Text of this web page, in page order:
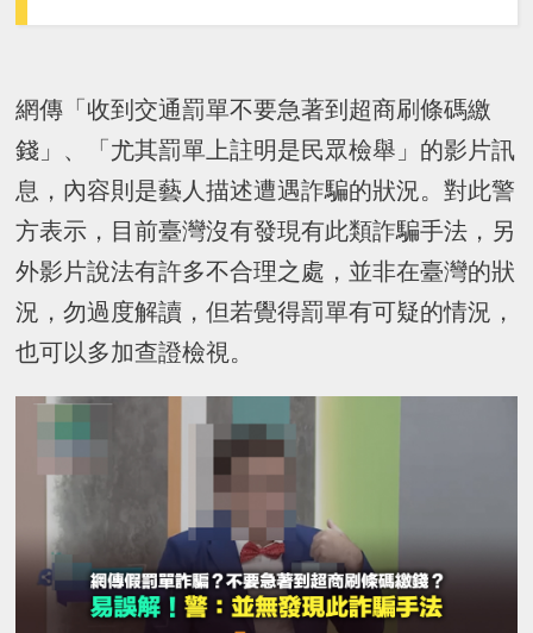
網傳「收到交通罰單不要急著到超商刷條碼繳
錢」、「尤其罰單上註明是民眾檢舉」的影片訊
息，內容則是藝人描述遭遇詐騙的狀況。對此警
方表示，目前臺灣沒有發現有此類詐騙手法，另
外影片說法有許多不合理之處，並非在臺灣的狀
況，勿過度解讀，但若覺得罰單有可疑的情況，
也可以多加查證檢視。